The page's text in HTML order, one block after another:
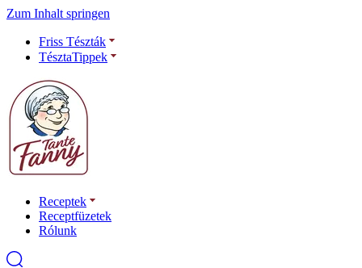
Zum Inhalt springen
Friss Tészták
TésztaTippek
Receptek
Receptfüzetek
Rólunk